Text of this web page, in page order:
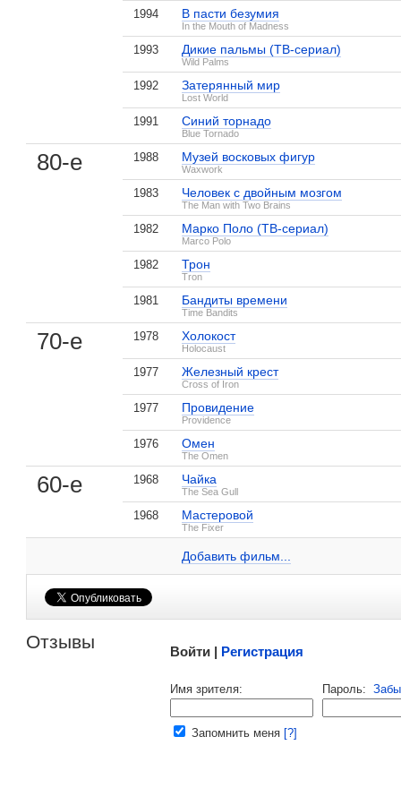
1994 В пасти безумия
In the Mouth of Madness
1993 Дикие пальмы (ТВ-сериал)
Wild Palms
1992 Затерянный мир
Lost World
1991 Синий торнадо
Blue Tornado
80-е 1988 Музей восковых фигур
Waxwork
1983 Человек с двойным мозгом
The Man with Two Brains
1982 Марко Поло (ТВ-сериал)
Marco Polo
1982 Трон
Tron
1981 Бандиты времени
Time Bandits
70-е 1978 Холокост
Holocaust
1977 Железный крест
Cross of Iron
1977 Провидение
Providence
1976 Омен
The Omen
60-е 1968 Чайка
The Sea Gull
1968 Мастеровой
The Fixer
Добавить фильм...
Дэвид Уорнер на IMDB.com
Отзывы
, поделитесь своим мнением
Войти | Регистрация
Имя зрителя: Пароль:
Запомнить меня [?]